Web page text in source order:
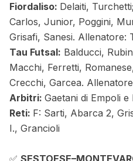
Fiordaliso: Delaiti,
Carlos, Junior, Poggini,
Grisafi, Sanesi. Allenatore:
Tau Futsal: Balducci,
Macchi, Ferretti,
Crecchi, Garcea.
Arbitri: Gaetani di Empoli e
Reti: F: Sarti, Abarca 2,
I., Grancioli